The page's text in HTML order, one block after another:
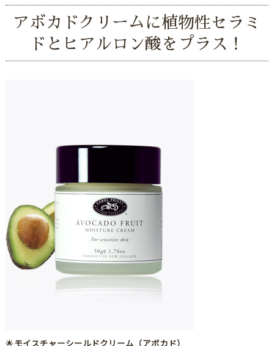
アボカドクリームに植物性セラミ
ドとヒアルロン酸をプラス！
🌟モイスチャーシールドクリーム（アボカド）